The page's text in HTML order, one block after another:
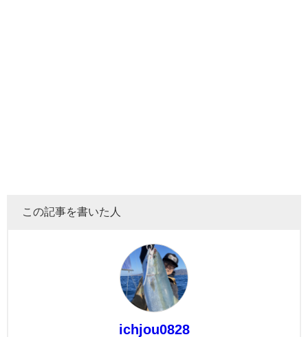
この記事を書いた人
ichjou0828